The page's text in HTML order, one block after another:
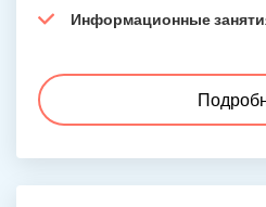
Информационные